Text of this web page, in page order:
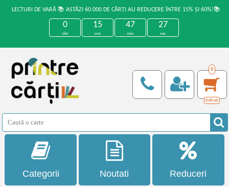
LECTURI DE VARĂ 📚 ASTĂZI 60.000 DE CĂRȚI AU REDUCERE ÎNTRE 15% ȘI 60%!📚
0
zile
15
ore
47
min
27
sec
0
0,00 Lei
Categorii Noutati Reduceri